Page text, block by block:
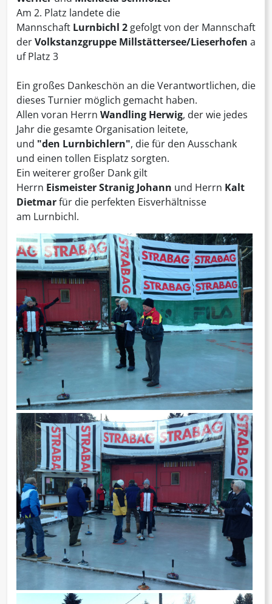
Am 2. Platz landete die
Mannschaft Lurnbichl 2 gefolgt von der Mannschaft
derVolkstanzgruppe Millstättersee/Lieserhofen a
uf Platz 3
Ein großes Dankeschön an die Verantwortlichen, die
dieses Turnier möglich gemacht haben.
Allen voran Herrn Wandling Herwig, der wie jedes
Jahr die gesamte Organisation leitete,
und "den Lurnbichlern", die für den Ausschank
und einen tollen Eisplatz sorgten.
Ein weiterer großer Dank gilt
Herrn Eismeister Stranig Johann und Herrn Kalt
Dietmarfür die perfekten Eisverhältnisse
am Lurnbichl.